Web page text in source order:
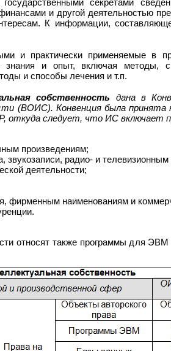
секретами
и другой деятельностью
К информации,
и практически применяемые в
знания и опыт, включая методы,
и способы лечения и т.п.
собственность дана в
(ВОИС). Конвенция была принята
откуда следует, что ИС включает
произведениям;
звукозаписи, радио- и
деятельности;
фирменным наименованиям и
относят также программы для